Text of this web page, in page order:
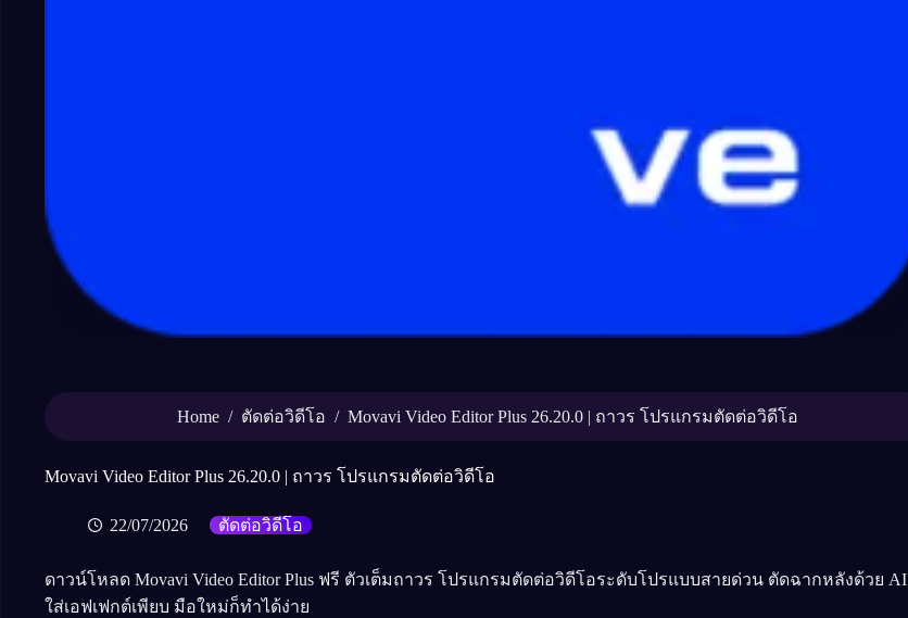
Home / ตัดต่อวิดีโอ / Movavi Video Editor Plus 26.20.0 | ถาวร โปรแกรมตัดต่อวิดีโอ
Movavi Video Editor Plus 26.20.0 | ถาวร โปรแกรมตัดต่อวิดีโอ
22/07/2026 ตัดต่อวิดีโอ
ดาวน์โหลด Movavi Video Editor Plus ฟรี ตัวเต็มถาวร โปรแกรมตัดต่อวิดีโอระดับโปรแบบสายด่วน ตัดฉากหลังด้วย AI
ใส่เอฟเฟกต์เพียบ มือใหม่ก็ทำได้ง่าย